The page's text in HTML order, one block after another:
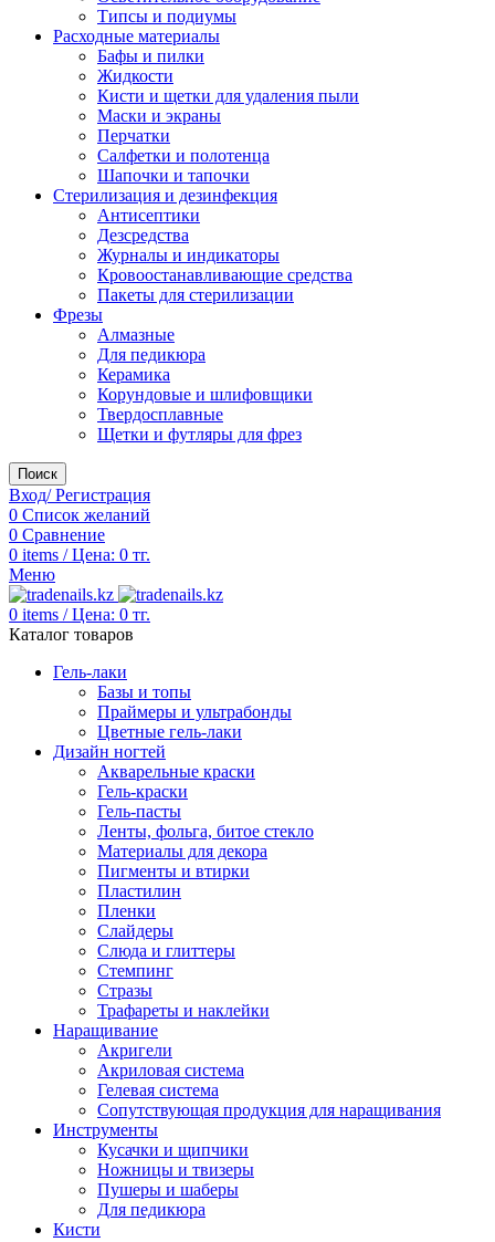
Типсы и подиумы
Расходные материалы
Бафы и пилки
Жидкости
Кисти и щетки для удаления пыли
Маски и экраны
Перчатки
Салфетки и полотенца
Шапочки и тапочки
Стерилизация и дезинфекция
Антисептики
Дезсредства
Журналы и индикаторы
Кровоостанавливающие средства
Пакеты для стерилизации
Фрезы
Алмазные
Для педикюра
Керамика
Корундовые и шлифовщики
Твердосплавные
Щетки и футляры для фрез
Поиск
Вход/ Регистрация
0 Список желаний
0 Сравнение
0 items / Цена: 0 тг.
Меню
0 items / Цена: 0 тг.
Каталог товаров
Гель-лаки
Базы и топы
Праймеры и ультрабонды
Цветные гель-лаки
Дизайн ногтей
Акварельные краски
Гель-краски
Гель-пасты
Ленты, фольга, битое стекло
Материалы для декора
Пигменты и втирки
Пластилин
Пленки
Слайдеры
Слюда и глиттеры
Стемпинг
Стразы
Трафареты и наклейки
Наращивание
Акригели
Акриловая система
Гелевая система
Сопутствующая продукция для наращивания
Инструменты
Кусачки и щипчики
Ножницы и твизеры
Пушеры и шаберы
Для педикюра
Кисти